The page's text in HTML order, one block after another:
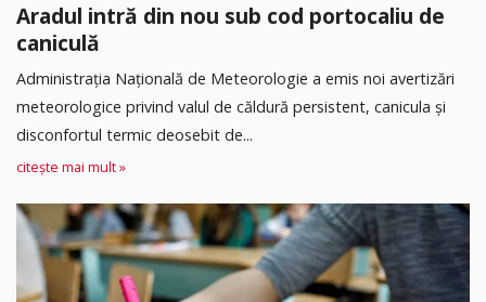
Aradul intră din nou sub cod portocaliu de
caniculă
Administrația Națională de Meteorologie a emis noi avertizări
meteorologice privind valul de căldură persistent, canicula și
disconfortul termic deosebit de...
citește mai mult »